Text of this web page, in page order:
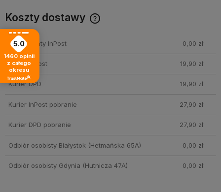
Koszty dostawy
Cena nie zawiera ewentualnych kosztów płatności
Paczkomaty InPost 0,00 zł
Kurier InPost 19,90 zł
Kurier DPD 19,90 zł
Kurier InPost pobranie 27,90 zł
Kurier DPD pobranie 27,90 zł
Odbiór osobisty Białystok (Hetmańska 65A) 0,00 zł
Odbiór osobisty Gdynia (Hutnicza 47A) 0,00 zł
5.0
1460 opinii
z całego
okresu